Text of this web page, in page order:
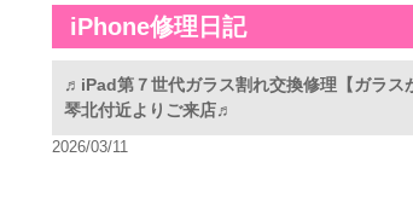
iPhone修理日記
♬iPad第７世代ガラス割れ交換修理【ガラス
琴北付近よりご来店♬
2026/03/11